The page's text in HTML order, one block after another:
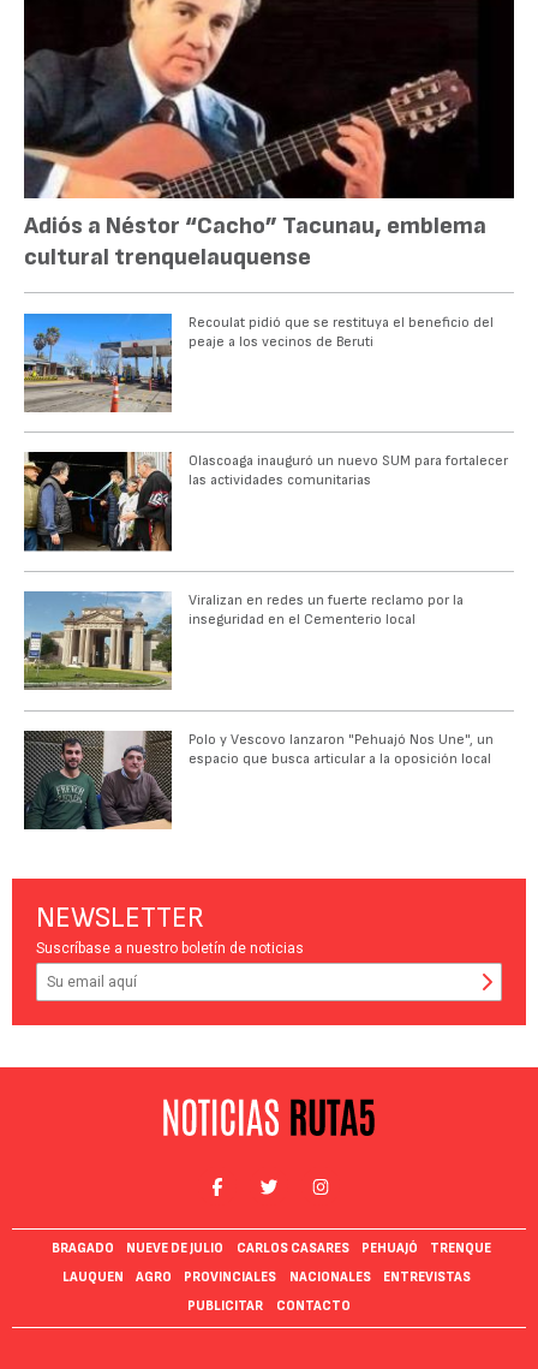
Adiós a Néstor “Cacho” Tacunau, emblema
cultural trenquelauquense
Recoulat pidió que se restituya el beneficio del
peaje a los vecinos de Beruti
Olascoaga inauguró un nuevo SUM para fortalecer
las actividades comunitarias
Viralizan en redes un fuerte reclamo por la
inseguridad en el Cementerio local
Polo y Vescovo lanzaron "Pehuajó Nos Une", un
espacio que busca articular a la oposición local
NEWSLETTER
Suscríbase a nuestro boletín de noticias
BRAGADO NUEVE DE JULIO CARLOS CASARES PEHUAJÓ
TRENQUE
LAUQUEN
AGRO PROVINCIALES NACIONALES
ENTREVISTAS
PUBLICITAR
CONTACTO